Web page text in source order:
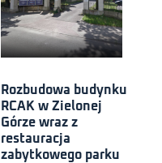
Rozbudowa budynku
RCAK w Zielonej
Górze wraz z
restauracja
zabytkowego parku